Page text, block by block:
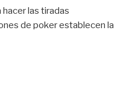
las tiradas
de poker establecen la